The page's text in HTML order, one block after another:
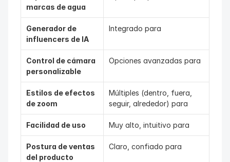
marcas de agua
Generador de
influencers de IA
Integrado para
Control de cámara
personalizable
Opciones avanzadas para
Estilos de efectos
de zoom
Múltiples (dentro, fuera,
seguir, alrededor) para
Facilidad de uso Muy alto, intuitivo para
Postura de ventas
del producto
Claro, confiado para